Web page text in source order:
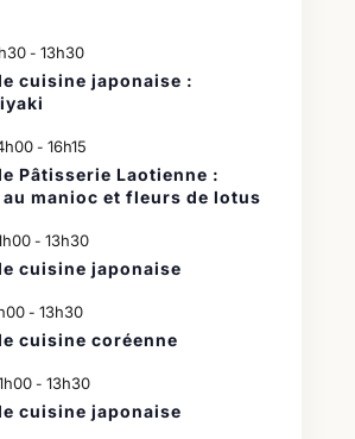
- 13h30
cuisine japonaise :
- 16h15
Pâtisserie Laotienne :
au manioc et fleurs de lotus
- 13h30
cuisine japonaise
- 13h30
cuisine coréenne
- 13h30
cuisine japonaise